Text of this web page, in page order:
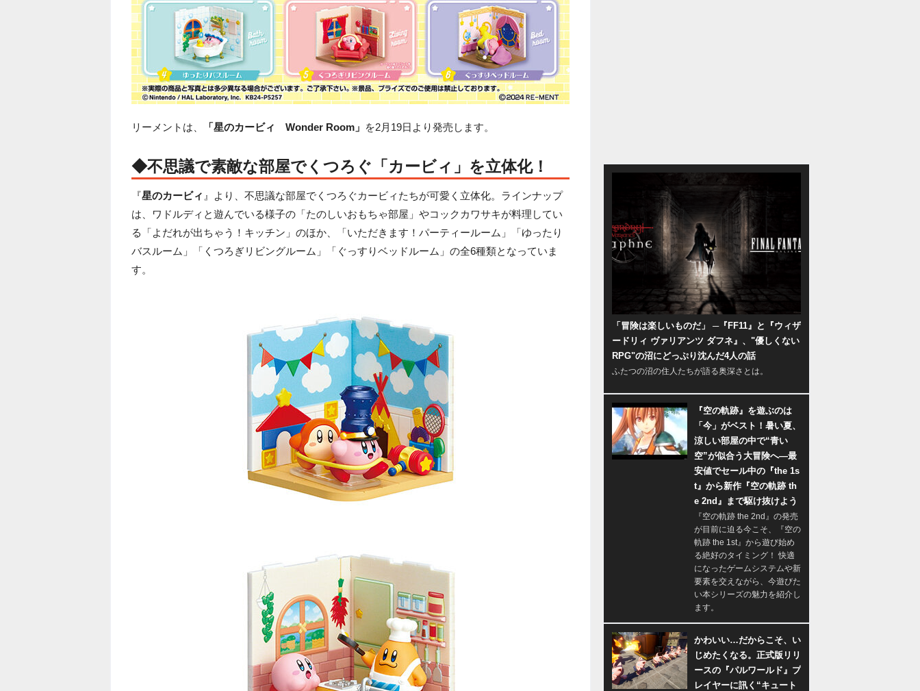
リーメントは、 「星のカービィ Wonder Room」 を2月19日より発売します。
◆不思議で素敵な部屋でくつろぐ「カービィ」を立体化！
『星のカービィ 』より、不思議な部屋でくつろぐカービィたちが可愛く立体化。ラインナップ
は、ワドルディと遊んでいる様子の「たのしいおもちゃ部屋」やコックカワサキが料理してい
る「よだれが出ちゃう！キッチン」のほか、「いただきます！パーティールーム」「ゆったり
バスルーム」「くつろぎリビングルーム」「ぐっすりベッドルーム」の全6種類となっていま
す。
「冒険は楽しいものだ」 ─『FF11』と『ウィザ
ードリィ ヴァリアンツ ダフネ』、"優しくない
RPG"の沼にどっぷり沈んだ4人の話
ふたつの沼の住人たちが語る奥深さとは。
『空の軌跡』を遊ぶのは
「今」がベスト！暑い夏、
涼しい部屋の中で“青い
空”が似合う大冒険へ―最
安値でセール中の『the 1s
t』から新作『空の軌跡 th
e 2nd』まで駆け抜けよう
『空の軌跡 the 2nd』の発売
が目前に迫る今こそ、『空の
軌跡 the 1st』から遊び始め
る絶好のタイミング！ 快適
になったゲームシステムや新
要素を交えながら、今遊びた
い本シリーズの魅力を紹介し
ます。
かわいい…だからこそ、い
じめたくなる。正式版リリ
ースの『パルワールド』プ
レイヤーに訊く“キュート